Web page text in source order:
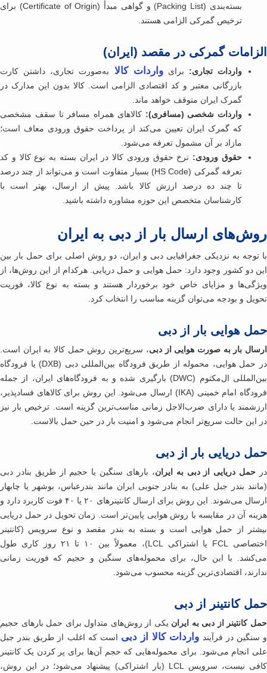
بسته‌بندی (Packing List) و گواهی مبدأ (Certificate of Origin) برای
ترخیص گمرکی الزامی هستند.
گمرکی در مقصد (ایران)
واردات تجاری:برایواردات کالابه‌صورت تجاری، داشتن کارت
بازرگانی معتبر و کد اقتصادی الزامی است. کالا بدون این مدارک در
گمرک ایران متوقف خواهد ماند.
واردات شخصی (مسافری):کالاهای همراه مسافر تا سقف مشخصی
که گمرک ایران تعیین می‌کند از پرداخت حقوق ورودی معاف است؛
مازاد بر آن مشمول تعرفه می‌شود.
حقوق ورودی:نرخ حقوق ورودی کالا در ایران بسته به نوع کالا و کد
تعرفه گمرکی (HS Code) بسیار متفاوت است و می‌تواند از چند درصد
تا چند ده درصد ارزش کالا باشد. پیش از ارسال، بهتر است با
کارشناسان متخصص این حوزه مشاوره داشته باشید.
ارسال بار از دبی به ایران
توجه به نزدیکی جغرافیایی دبی و ایران، دو روش اصلی برای حمل بار بین
دو کشور وجود دارد: حمل هوایی و حمل دریایی. هرکدام از این روش‌ها، از
و مزایای خاص خود برخوردار هستند و بسته به نوع کالا، فوریت
و بودجه می‌توان گزینه مناسب را انتخاب کرد.
هوایی بار از دبی
بار به صورت هوایی از دبی، سریع‌ترین روش حمل کالا به ایران است.
در حمل هوایی، محموله از طریق فرودگاه بین‌المللی دبی (DXB) یا فرودگاه
بین‌المللی ال‌مکتوم (DWC) بارگیری شده و به فرودگاه‌های ایران، از جمله
فرودگاه امام خمینی (IKA) ارسال می‌شود. این روش برای کالاهای فسادپذیر،
یا دارای ضرب‌الاجل زمانی مناسب‌ترین گزینه است. ترخیص بار نیز
این حالت سریع‌تر انجام می‌شود و امنیت بار در حین حمل بالاست.
دریایی بار از دبی
حمل دریایی از دبی به ایران ، بارهای سنگین یا حجیم از طریق بنادر دبی
بندر جبل علی) به بنادر جنوبی ایران مانند بندرعباس، بوشهر یا چابهار
ارسال می‌شوند. این روش برای ارسال کانتینرهای ۲۰ یا ۴۰ فوت کاربرد دارد و
آن در مقایسه با روش هوایی پایین‌تر است. زمان تحویل در حمل دریایی
از حمل هوایی است و بسته به بندر مقصد و نوع سرویس (کانتینر
اختصاصی FCL یا اشتراکی LCL)، معمولاً بین ۱۰ تا ۲۱ روز کاری طول
با این حال، برای محموله‌های سنگین و حجیم که فوریت زمانی
اقتصادی‌ترین گزینه محسوب می‌شود.
کانتینر از دبی
کانتینر از دبی به ایران یکی از روش‌های متداول برای حمل بارهای حجیم
در فرآیندواردات کالا از دبیاست که اغلب از طریق بندر جبل
انجام می‌شود. برای محموله‌هایی که حجم آن‌ها برای پر کردن یک کانتینر
کافی نیست، سرویس LCL (بار اشتراکی) پیشنهاد می‌شود؛ در این روش،